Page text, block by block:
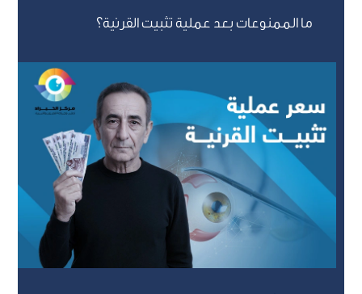
ما الممنوعات بعد عملية تثبيت القرنية؟